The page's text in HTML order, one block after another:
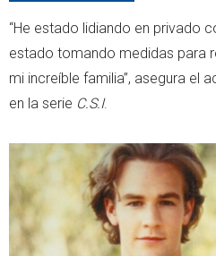
“He estado lidiando en privado
estado tomando medidas para
mi increíble familia”, asegura el
en la serie C.S.I.